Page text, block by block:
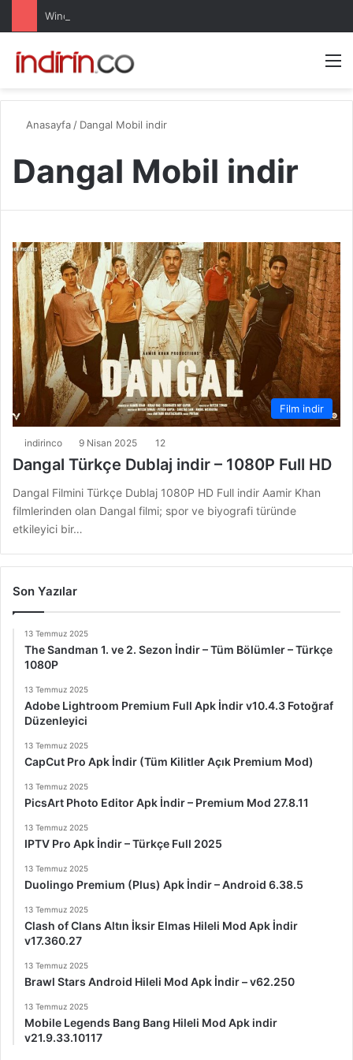
Windows 10 Pro indir – Türkçe – Güncel 2025
Anasayfa / Dangal Mobil indir
Dangal Mobil indir
Film indir
indirinco 9 Nisan 2025 12
Dangal Türkçe Dublaj indir – 1080P Full HD
Dangal Filmini Türkçe Dublaj 1080P HD Full indir Aamir Khan
filmlerinden olan Dangal filmi; spor ve biyografi türünde
etkileyici bir…
Son Yazılar
13 Temmuz 2025
The Sandman 1. ve 2. Sezon İndir – Tüm Bölümler – Türkçe
1080P
13 Temmuz 2025
Adobe Lightroom Premium Full Apk İndir v10.4.3 Fotoğraf
Düzenleyici
13 Temmuz 2025
CapCut Pro Apk İndir (Tüm Kilitler Açık Premium Mod)
13 Temmuz 2025
PicsArt Photo Editor Apk İndir – Premium Mod 27.8.11
13 Temmuz 2025
IPTV Pro Apk İndir – Türkçe Full 2025
13 Temmuz 2025
Duolingo Premium (Plus) Apk İndir – Android 6.38.5
13 Temmuz 2025
Clash of Clans Altın İksir Elmas Hileli Mod Apk İndir
v17.360.27
13 Temmuz 2025
Brawl Stars Android Hileli Mod Apk İndir – v62.250
13 Temmuz 2025
Mobile Legends Bang Bang Hileli Mod Apk indir
v21.9.33.10117